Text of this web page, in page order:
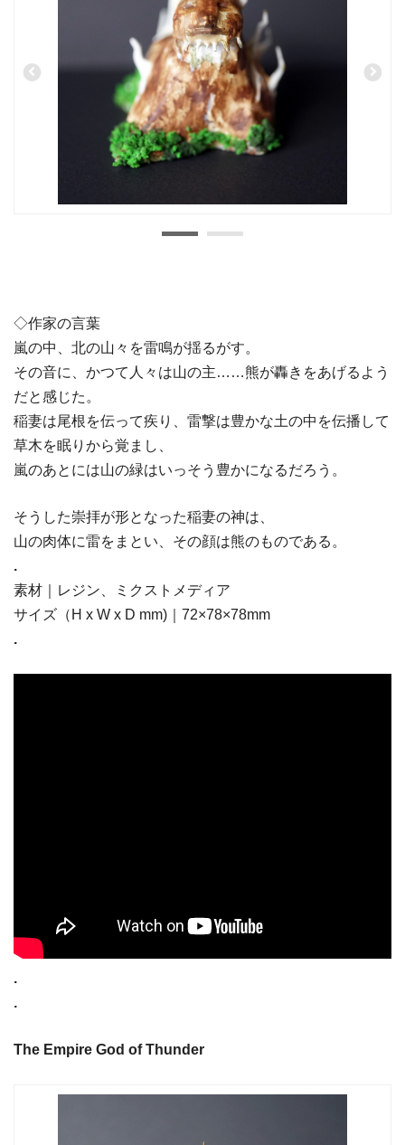
◇作家の言葉
嵐の中、北の山々を雷鳴が揺るがす。
その音に、かつて人々は山の主……熊が轟きをあげるよう
だと感じた。
稲妻は尾根を伝って疾り、雷撃は豊かな土の中を伝播して
草木を眠りから覚まし、
嵐のあとには山の緑はいっそう豊かになるだろう。
そうした崇拝が形となった稲妻の神は、
山の肉体に雷をまとい、その顔は熊のものである。
.
素材｜レジン、ミクストメディア
サイズ（H x W x D mm)｜72×78×78mm
.
.
.
The Empire God of Thunder